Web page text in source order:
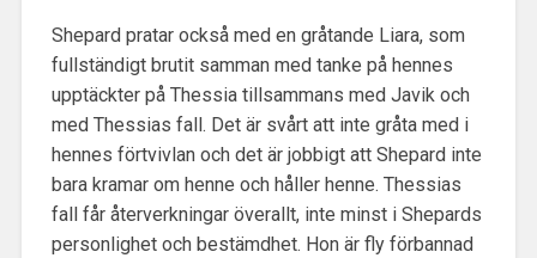
Shepard pratar också med en gråtande Liara, som
fullständigt brutit samman med tanke på hennes
upptäckter på Thessia tillsammans med Javik och
med Thessias fall. Det är svårt att inte gråta med i
hennes förtvivlan och det är jobbigt att Shepard inte
bara kramar om henne och håller henne. Thessias
fall får återverkningar överallt, inte minst i Shepards
personlighet och bestämdhet. Hon är fly förbannad